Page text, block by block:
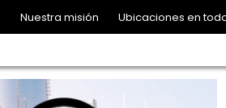
Nuestra misión Ubicaciones en